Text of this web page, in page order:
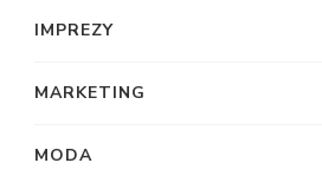
IMPREZY
MARKETING
MODA